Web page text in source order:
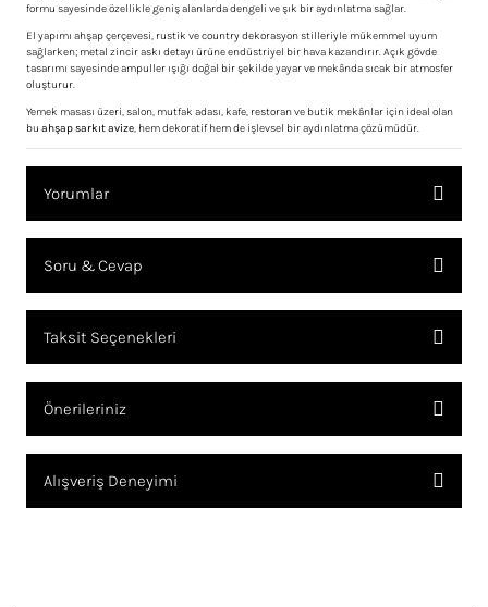
formu sayesinde özellikle geniş alanlarda dengeli ve şık bir aydınlatma sağlar.
El yapımı ahşap çerçevesi, rustik ve country dekorasyon stilleriyle mükemmel uyum
sağlarken; metal zincir askı detayı ürüne endüstriyel bir hava kazandırır. Açık gövde
tasarımı sayesinde ampuller ışığı doğal bir şekilde yayar ve mekânda sıcak bir atmosfer
oluşturur.
Yemek masası üzeri, salon, mutfak adası, kafe, restoran ve butik mekânlar için ideal olan
bu ahşap sarkıt avize, hem dekoratif hem de işlevsel bir aydınlatma çözümüdür.
Yorumlar
Soru & Cevap
Taksit Seçenekleri
Önerileriniz
konularda yetersiz gördüğünüz noktaları öneri formunu kullanarak
tarafımıza iletebilirsiniz.
Alışveriş Deneyimi